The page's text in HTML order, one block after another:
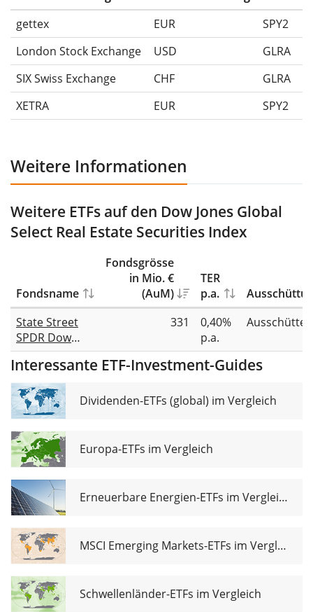
gettex
EUR
SPY2
London Stock Exchange
USD
GLRA
SIX Swiss Exchange
CHF
GLRA
XETRA
EUR SPY2
Weitere Informationen
Weitere ETFs auf den Dow Jones Global
Select Real Estate Securities Index
Fondsname
Fondsgrösse
in Mio. €
(AuM)
TER
p.a.
State Street
SPDR Dow
Jones Global
Real Estate
UCITS ETF USD
Unhedged
(Dist)
331
0,40%
p.a.
Interessante ETF-Investment-Guides
Dividenden-ETFs (global) im Vergleich
Europa-ETFs im Vergleich
Erneuerbare Energien-ETFs im Vergleich
MSCI Emerging Markets-ETFs im Vergleich
Schwellenländer-ETFs im Vergleich